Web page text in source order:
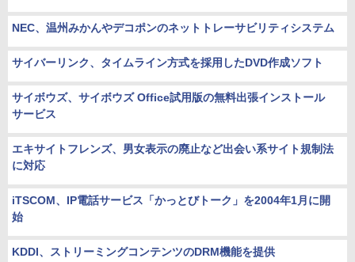
NEC、温州みかんやデコポンのネットトレーサビリティシステム
サイバーリンク、タイムライン方式を採用したDVD作成ソフト
サイボウズ、サイボウズ Office試用版の無料出張インストール
サービス
エキサイトフレンズ、男女表示の廃止など出会い系サイト規制法
に対応
iTSCOM、IP電話サービス「かっとびトーク」を2004年1月に開
始
KDDI、ストリーミングコンテンツのDRM機能を提供